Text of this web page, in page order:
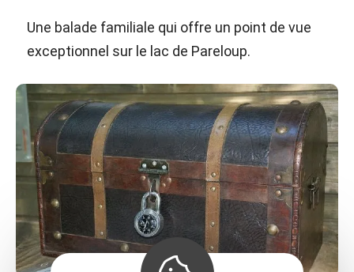
Une balade familiale qui offre un point de vue
exceptionnel sur le lac de Pareloup.